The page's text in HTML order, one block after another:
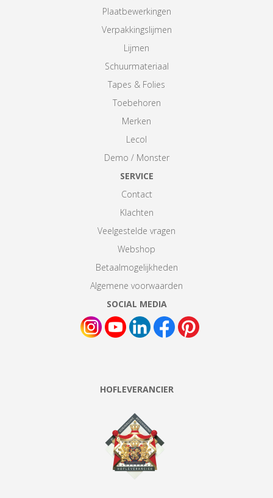
Plaatbewerkingen
Verpakkingslijmen
Lijmen
Schuurmateriaal
Tapes & Folies
Toebehoren
Merken
Lecol
Demo / Monster
SERVICE
Contact
Klachten
Veelgestelde vragen
Webshop
Betaalmogelijkheden
Algemene voorwaarden
SOCIAL MEDIA
HOFLEVERANCIER